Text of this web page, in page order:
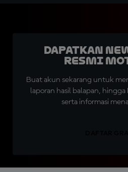
Dapatkan
Resmi
Buat akun sekarang untuk
laporan hasil balapan,
serta informasi